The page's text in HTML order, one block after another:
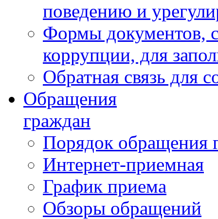
поведению и
Формы документов,
коррупции, для
Обратная связь для
Обращения
граждан
Порядок обращения
Интернет-приемная
График приема
Обзоры обращений